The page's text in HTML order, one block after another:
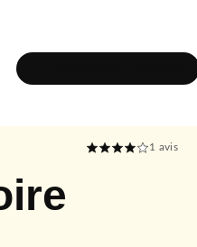
1 avis